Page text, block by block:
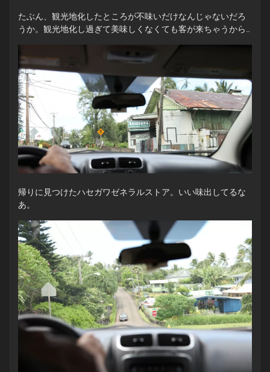
たぶん、観光地化したところが不味いだけなんじゃないだろ
うか。観光地化し過ぎて美味しくなくても客が来ちゃうから…
帰りに見つけたハセガワゼネラルストア。いい味出してるな
あ。